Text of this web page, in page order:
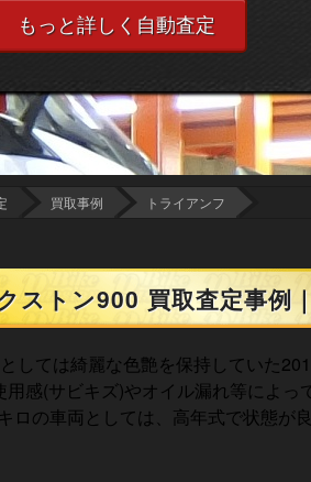
買取事例 トライアンフ
ストン900 買取査定事例
しては綺麗な色艶を保持していた
用感(サビキズ)やオイル漏れ等によっ
ロの車両としては、高年式で状態が